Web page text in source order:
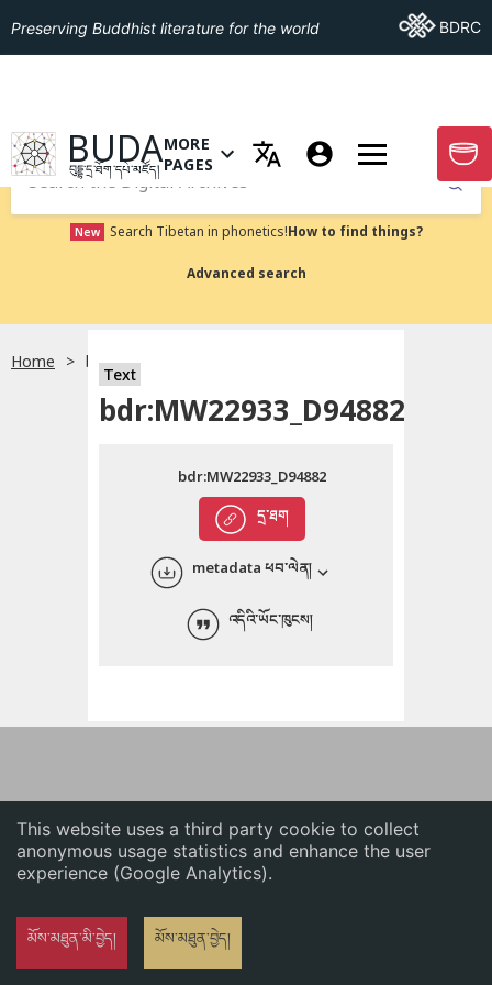
This website uses a third party cookie to collect
anonymous usage statistics and enhance the user
experience (Google Analytics).
མོས་མཐུན་མི་བྱེད། མོས་མཐུན་བྱེད།
English
ភាសាខ្មែរ
Preserving Buddhist literature for the world Go ToBDRC
GO TO HOMEPAGE
BUDA
བུདྡྷ་དྲ་ཐོག་དཔེ་མཛོད།
OPEN MENU OF MORE PAGES
MORE
PAGES
GO
Submit
New Search Tibetan in phonetics!How to find things?
Advanced search
Home bdr:MW22933_D94882
Text
bdr:MW22933_D94882
དྲ་ཐག
bdr:MW22933_D94882
metadata ཕབ་ལེན།
འདིའི་ཡོང་ཁུངས།